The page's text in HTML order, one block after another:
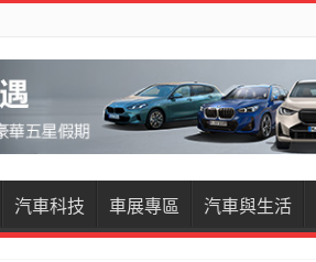
汽車科技 車展專區 汽車與生活